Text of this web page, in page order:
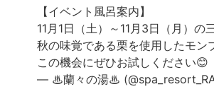
【イベント風呂案内】
11月1日（土）～11月3日（月）
秋の味覚である栗を使用したモン
この機会にぜひお試しください😊
— ♨蘭々の湯♨